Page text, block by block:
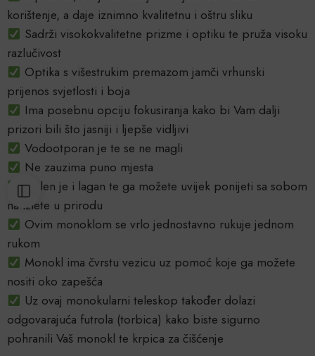
korištenje, a daje iznimno kvalitetnu i oštru sliku
Sadrži visokokvalitetne prizme i optiku te pruža visoku
razlučivost
Optika s višestrukim premazom jamči vrhunski
prijenos svjetlosti i boja
Ima posebnu opciju fokusiranja kako bi Vam dalji
prizori bili što jasniji i ljepše vidljivi
Vodootporan je te se ne magli
Ne zauzima puno mjesta
Malen je i lagan te ga možete uvijek ponijeti sa sobom
na izlete u prirodu
Ovim monoklom se vrlo jednostavno rukuje jednom
rukom
Monokl ima čvrstu vezicu uz pomoć koje ga možete
nositi oko zapešća
Uz ovaj monokularni teleskop također dolazi
odgovarajuća futrola (torbica) kako biste sigurno
pohranili Vaš monokl te krpica za čišćenje